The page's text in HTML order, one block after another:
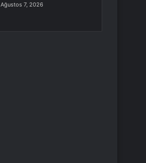
Ağustos 7, 2026